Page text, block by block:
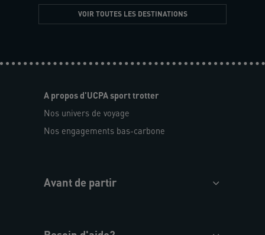
VOIR TOUTES LES DESTINATIONS
A propos d'UCPA sport trotter
Nos univers de voyage
Nos engagements bas-carbone
Avant de partir